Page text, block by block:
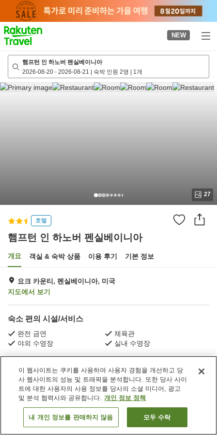
page
NEW
햄프턴 인 하노버 펜실베이니아
2026-08-20 - 2026-08-21 | 숙박 인원 2명 | 1개
27
호텔
햄프턴 인 하노버 펜실베이니아
개요 객실 & 숙박 상품 이용 후기 기본 정보
요크 카운티, 펜실베이니아, 미국
지도에서 보기
숙소 편의 시설/서비스
완전 금연
체육관
야외 수영장
실내 수영장
미국 펜실베이니아
요크 카운티
햄프턴 인 하노버 펜실베이니아
객실 보기
이 웹사이트는 쿠키를 사용하여 사용자 경험을 개선하고 당
사 웹사이트의 성능 및 트래픽을 분석합니다. 또한 당사 사이
트에 대한 사용자의 사용 정보를 당사의 소셜 미디어, 광고
및 분석 협력사와 공유합니다. 개인 정보 정책
내 개인 정보를 판매하지 않음 모두 수락